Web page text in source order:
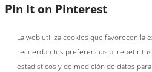
Pin It on Pinterest
La web utiliza cookies que favorecen la
recuerdan tus preferencias al repetir
estadísticos y de medición de datos